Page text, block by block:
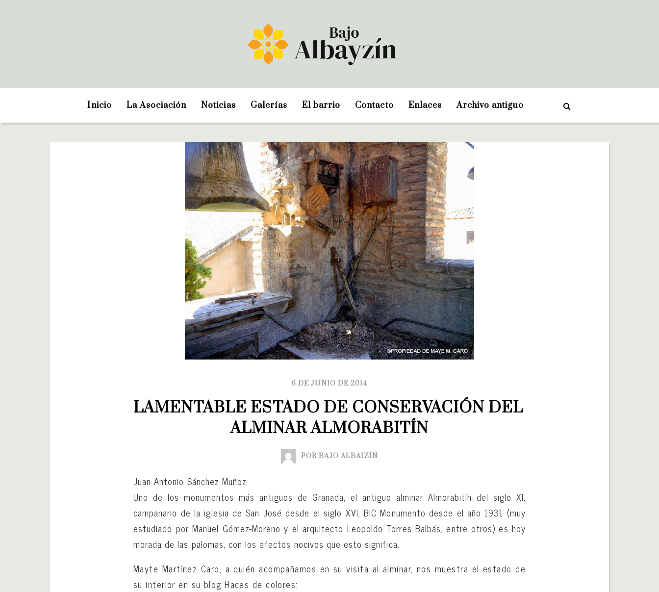
Inicio La Asociación Noticias Galerías El barrio Contacto Enlaces Archivo antiguo
6 DE JUNIO DE 2014
LAMENTABLE ESTADO DE CONSERVACIÓN DEL
ALMINAR ALMORABITÍN
POR BAJO ALBAIZÍN
Juan Antonio Sánchez Muñoz
Uno de los monumentos más antiguos de Granada, el antiguo alminar Almorabitín del siglo XI,
campanario de la iglesia de San José desde el siglo XVI, BIC Monumento desde el año 1931 (muy
estudiado por Manuel Gómez-Moreno y el arquitecto Leopoldo Torres Balbás, entre otros) es hoy
morada de las palomas, con los efectos nocivos que esto significa.
Mayte Martínez Caro, a quién acompañamos en su visita al alminar, nos muestra el estado de
su interior en su blog Haces de colores: